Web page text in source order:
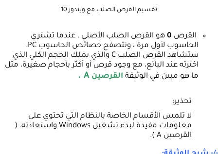
تقسيم القرص الصلب مع ويندوز 10
القرص 0 هو القرص الصلب الأصلي . عندما تشتري
الحاسوب لأول مرة ، وتتصفح خصائص الحاسوب PC.
ستشاهد القرص الصلب C والذي يملك الحجم الكلي الذي
اخترته عند البائع، مع وجود قرص أو أكثر بأحجام صغيرة، مثل
ما هو مبين في الوثيقة القرصين A .
تحذير:
لا تلمس الأقسام الخاصة بالنظام التي تحتوي على
معلومات مفيدة لبدء تشغيل Windows واستعادته. (
القرصين A ).